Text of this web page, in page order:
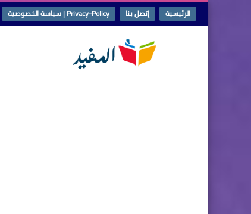
الرئيسية إتصل بنا Privacy-Policy | سياسة الخصوصية